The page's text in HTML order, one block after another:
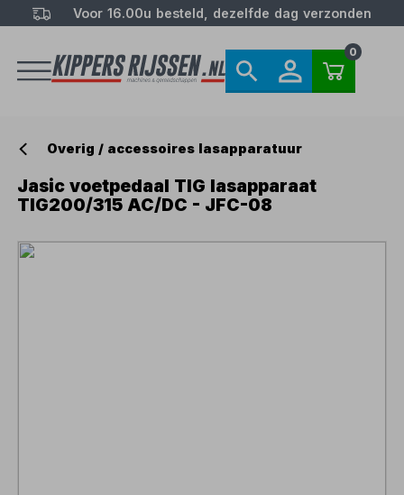
Voor 16.00u besteld, dezelfde dag verzonden
0
Overig / accessoires lasapparatuur
Jasic voetpedaal TIG lasapparaat
TIG200/315 AC/DC - JFC-08